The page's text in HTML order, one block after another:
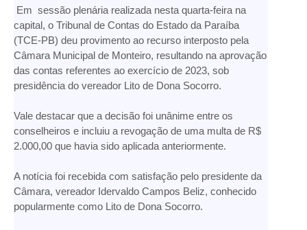
Em sessão plenária realizada nesta quarta-feira na
capital, o Tribunal de Contas do Estado da Paraíba
(TCE-PB) deu provimento ao recurso interposto pela
Câmara Municipal de Monteiro, resultando na aprovação
das contas referentes ao exercício de 2023, sob
presidência do vereador Lito de Dona Socorro.
Vale destacar que a decisão foi unânime entre os
conselheiros e incluiu a revogação de uma multa de R$
2.000,00 que havia sido aplicada anteriormente.
A notícia foi recebida com satisfação pelo presidente da
Câmara, vereador Idervaldo Campos Beliz, conhecido
popularmente como Lito de Dona Socorro.